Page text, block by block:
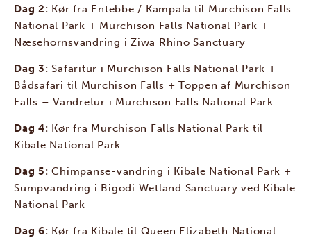
Dag 2: Kør fra Entebbe / Kampala til Murchison Falls
National Park + Murchison Falls National Park +
Næsehornsvandring i Ziwa Rhino Sanctuary
Dag 3: Safaritur i Murchison Falls National Park +
Bådsafari til Murchison Falls + Toppen af Murchison
Falls – Vandretur i Murchison Falls National Park
Dag 4: Kør fra Murchison Falls National Park til
Kibale National Park
Dag 5:Chimpanse-vandring i Kibale National Park +
Sumpvandring i Bigodi Wetland Sanctuary ved Kibale
National Park
Dag 6: Kør fra Kibale til Queen Elizabeth National